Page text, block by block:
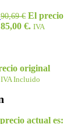
90,69€ El precio
€. IVA
original
IVA Incluido
actual es: